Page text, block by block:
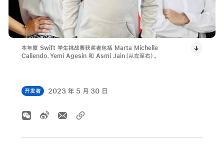
本年度 Swift 学生挑战赛获奖者包括 Marta Michelle
Caliendo、Yemi Agesin 和 Asmi Jain（从左至右）。
开发者 2023 年 5 月 30 日